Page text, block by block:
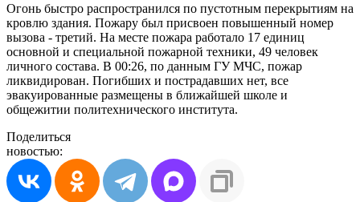
Огонь быстро распространился по пустотным перекрытиям на
кровлю здания. Пожару был присвоен повышенный номер
вызова - третий. На месте пожара работало 17 единиц
основной и специальной пожарной техники, 49 человек
личного состава. В 00:26, по данным ГУ МЧС, пожар
ликвидирован. Погибших и пострадавших нет, все
эвакуированные размещены в ближайшей школе и
общежитии политехнического института.
Поделиться
новостью: